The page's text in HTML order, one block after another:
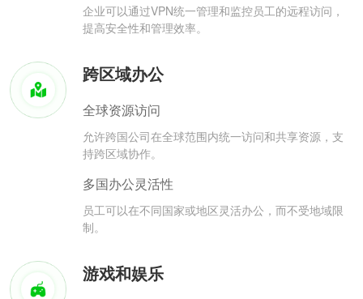
企业可以通过VPN统一管理和监控员工的远程访问，
提高安全性和管理效率。
跨区域办公
全球资源访问
允许跨国公司在全球范围内统一访问和共享资源，支
持跨区域协作。
多国办公灵活性
员工可以在不同国家或地区灵活办公，而不受地域限
制。
游戏和娱乐